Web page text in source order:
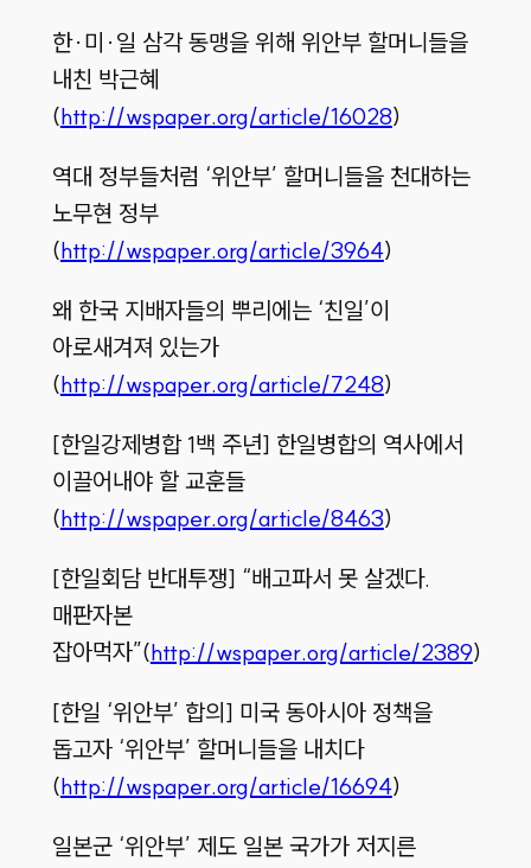
한·미·일 삼각 동맹을 위해 위안부 할머니들을
내친 박근혜
(http://wspaper.org/article/16028)
역대 정부들처럼 ‘위안부’ 할머니들을 천대하는
노무현 정부
(http://wspaper.org/article/3964)
왜 한국 지배자들의 뿌리에는 ‘친일’이
아로새겨져 있는가
(http://wspaper.org/article/7248)
[한일강제병합 1백 주년] 한일병합의 역사에서
이끌어내야 할 교훈들
(http://wspaper.org/article/8463)
[한일회담 반대투쟁] “배고파서 못 살겠다.
매판자본
잡아먹자”(http://wspaper.org/article/2389)
[한일 ‘위안부’ 합의] 미국 동아시아 정책을
돕고자 ‘위안부’ 할머니들을 내치다
(http://wspaper.org/article/16694)
일본군 ‘위안부’ 제도 일본 국가가 저지른